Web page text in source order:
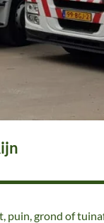
grond of